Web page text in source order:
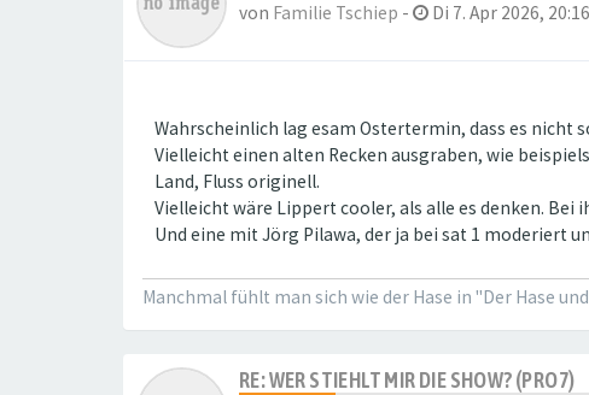
von Familie Tschiep - Di 7. Apr 2026, 20:16
Wahrscheinlich lag esam Ostertermin, dass es nicht
Vielleicht einen alten Recken ausgraben, wie
Land, Fluss originell.
Vielleicht wäre Lippert cooler, als alle es denken. Bei
Und eine mit Jörg Pilawa, der ja bei sat 1 moderiert
Manchmal fühlt man sich wie der Hase in "Der Hase
RE: WER STIEHLT MIR DIE SHOW? (PRO7)